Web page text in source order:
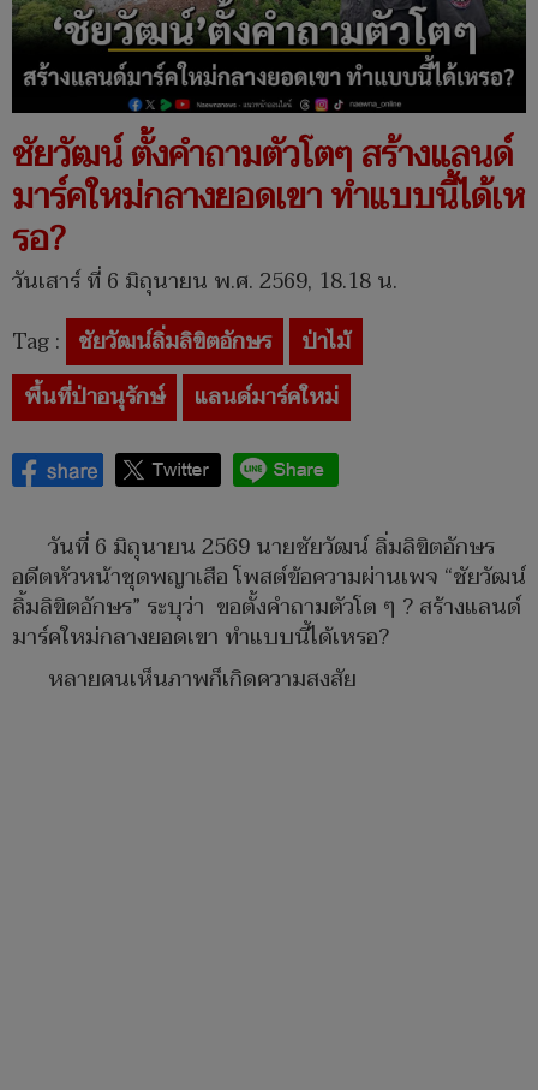
ชัยวัฒน์ ตั้งคำถามตัวโตๆ สร้างแลนด์
มาร์คใหม่กลางยอดเขา ทำแบบนี้ได้เห
รอ?
วันเสาร์ ที่ 6 มิถุนายน พ.ศ. 2569, 18.18 น.
Tag : ชัยวัฒน์ลิ่มลิขิตอักษร
ป่าไม้
พื้นที่ป่าอนุรักษ์
แลนด์มาร์คใหม่
วันที่ 6 มิถุนายน 2569 นายชัยวัฒน์ ลิ่มลิขิตอักษร
อดีตหัวหน้าชุดพญาเสือ โพสต์ข้อความผ่านเพจ “ชัยวัฒน์
ลิ้มลิขิตอักษร” ระบุว่า ขอตั้งคำถามตัวโต ๆ ? สร้างแลนด์
มาร์คใหม่กลางยอดเขา ทำแบบนี้ได้เหรอ?
หลายคนเห็นภาพก็เกิดความสงสัย